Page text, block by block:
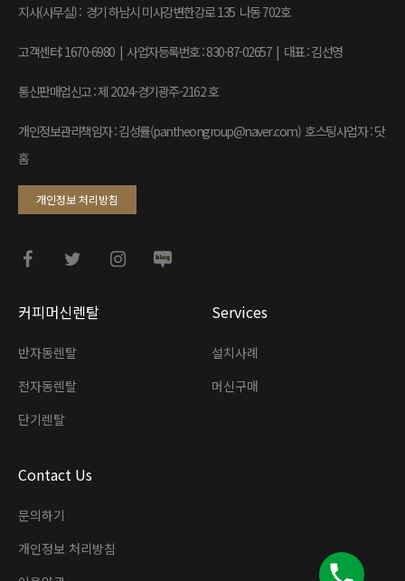
커피머신렌탈
반자동렌탈
전자동렌탈
단기렌탈
Services
설치사례
머신구매
Contact Us
문의하기
개인정보 처리방침
지사(사무실) : 경기 하남시 미사강변한강로 135 나동 702호
고객센터: 1670-6980 | 사업자등록번호 : 830-87-02657 | 대표 : 김선영
통신판매업신고 : 제 2024-경기광주-2162 호
개인정보관리책임자 : 김성률(pantheongroup@naver.com) 호스팅사업자 : 닷
홈
개인정보 처리방침